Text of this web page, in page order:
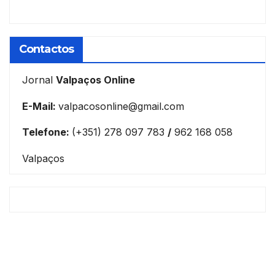
Contactos
Jornal Valpaços Online
E-Mail: valpacosonline@gmail.com
Telefone: (+351) 278 097 783 / 962 168 058
Valpaços